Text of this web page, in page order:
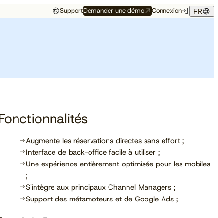
SupportDemander une démo Connexion FR
conférences, salons et
Augmente les réservations directes sans effort ;
Interface de back-office facile à utiliser ;
Une expérience entièrement optimisée pour les mobiles
;
S'intègre aux principaux Channel Managers ;
Support des métamoteurs et de Google Ads ;